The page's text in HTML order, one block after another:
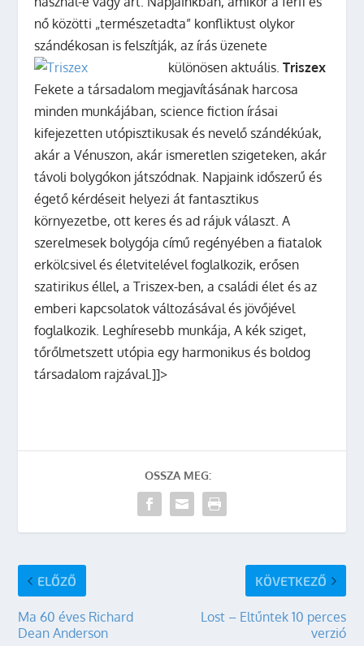
nő közötti „természetadta” konfliktust olykor
szándékosan is felszítják, az írás üzenete
különösen aktuális.Triszex
Fekete a társadalom megjavításának harcosa
minden munkájában, science fiction írásai
kifejezetten utópisztikusak és nevelő szándékúak,
akár a Vénuszon, akár ismeretlen szigeteken, akár
távoli bolygókon játszódnak. Napjaink időszerű és
égető kérdéseit helyezi át fantasztikus
környezetbe, ott keres és ad rájuk választ. A
szerelmesek bolygója című regényében a fiatalok
erkölcsivel és életvitelével foglalkozik, erősen
szatirikus éllel, a Triszex-ben, a családi élet és az
emberi kapcsolatok változásával és jövőjével
foglalkozik. Leghíresebb munkája, A kék sziget,
tőrőlmetszett utópia egy harmonikus és boldog
társadalom rajzával.]]>
OSSZA MEG:
ELŐZŐ
Ma 60 éves Richard
Dean Anderson
KÖVETKEZŐ
Lost – Eltűntek 10 perces
verzió